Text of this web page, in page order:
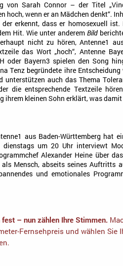
von Sarah Connor – der Titel
hoch, wenn er an Mädchen denkt“.
erkennt, dass er homosexuell ist.
Hit. Wie unter anderem Bild
nicht zu hören, Antenne1
das Wort „hoch“, Antenne
oder Bayern3 spielen den Song
Tenz begründete ihre
auch das Thema
die entsprechende Textzeile
ihrem kleinen Sohn erklärt, was
aus Baden-Württemberg hat
dienstags um 20 Uhr interviewt
Alexander Heine über
Mensch, abseits seines Auftritts
und emotionales
– nun zählen Ihre Stimmen.
Fernsehpreis und wählen Sie